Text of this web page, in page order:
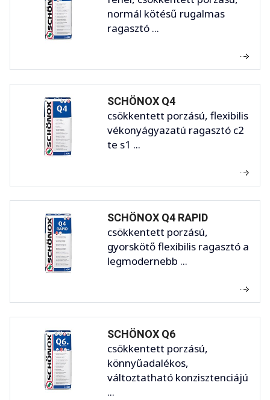
normál kötésű rugalmas
ragasztó ...
SCHÖNOX Q4
csökkentett porzású, flexibilis
vékonyágyazatú ragasztó c2
te s1 ...
SCHÖNOX Q4 RAPID
csökkentett porzású,
gyorskötő flexibilis ragasztó a
legmodernebb ...
SCHÖNOX Q6
csökkentett porzású,
könnyűadalékos,
változtatható konzisztenciájú
...